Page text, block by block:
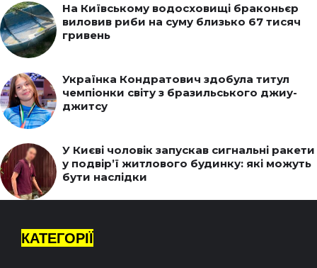
На Київському водосховищі браконьєр
виловив риби на суму близько 67 тисяч
гривень
Українка Кондратович здобула титул
чемпіонки світу з бразильського джиу-
джитсу
У Києві чоловік запускав сигнальні ракети
у подвір’ї житлового будинку: які можуть
бути наслідки
КАТЕГОРІЇ